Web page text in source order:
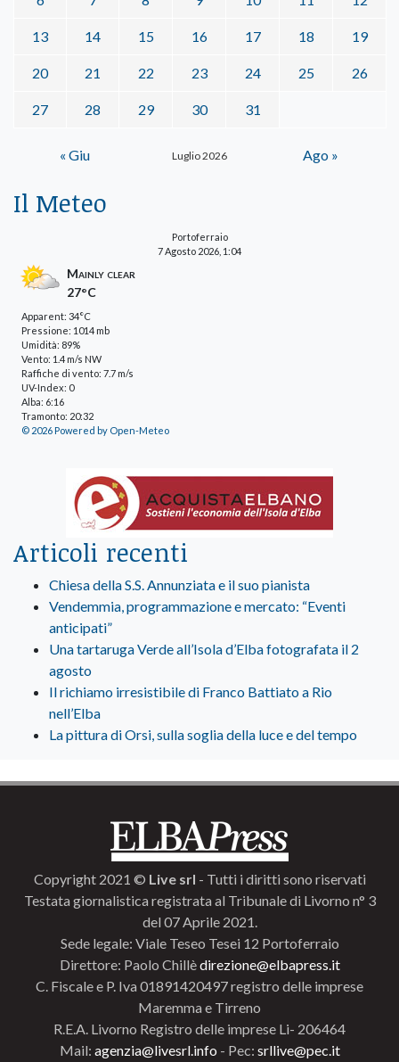
Luglio 2026
13 14 15 16 17 18 19
20 21 22 23 24 25 26
27 28 29 30 31
« Giu Ago »
Il Meteo
Portoferraio
7 Agosto 2026, 1:04
Mainly clear
27°C
Apparent: 34°C
Pressione: 1014 mb
Umidità: 89%
Vento: 1.4 m/s NW
Raffiche di vento: 7.7 m/s
UV-Index: 0
Alba: 6:16
Tramonto: 20:32
© 2026 Powered by Open-Meteo
Articoli recenti
Chiesa della S.S. Annunziata e il suo pianista
Vendemmia, programmazione e mercato: “Eventi
anticipati”
Una tartaruga Verde all’Isola d’Elba fotografata il 2
agosto
Il richiamo irresistibile di Franco Battiato a Rio
nell’Elba
La pittura di Orsi, sulla soglia della luce e del tempo
Copyright 2021 © Live srl - Tutti i diritti sono riservati
Testata giornalistica registrata al Tribunale di Livorno n° 3
del 07 Aprile 2021.
Sede legale: Viale Teseo Tesei 12 Portoferraio
Direttore: Paolo Chillèdirezione@elbapress.it
C. Fiscale e P. Iva 01891420497 registro delle imprese
Maremma e Tirreno
R.E.A. Livorno Registro delle imprese Li- 206464
Mail: agenzia@livesrl.info - Pec: srllive@pec.it